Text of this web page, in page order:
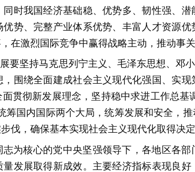
时我国经济基础稳、优势多、韧性强、
势、完整产业体系优势、丰富人才资源
在激烈国际竞争中赢得战略主动，推动事
要坚持马克思列宁主义、毛泽东思想、邓
围绕全面建成社会主义现代化强国、实
贯彻新发展理念，坚持稳中求进工作总基
筹国内国际两个大局，统筹发展和安全，
伐，确保基本实现社会主义现代化取得决定
为核心的党中央坚强领导下，各地区各
发展取得新成效。主要经济指标表现良